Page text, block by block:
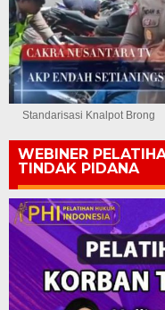
Standarisasi Knalpot Brong
WEBINER
TINDAK PIDANA